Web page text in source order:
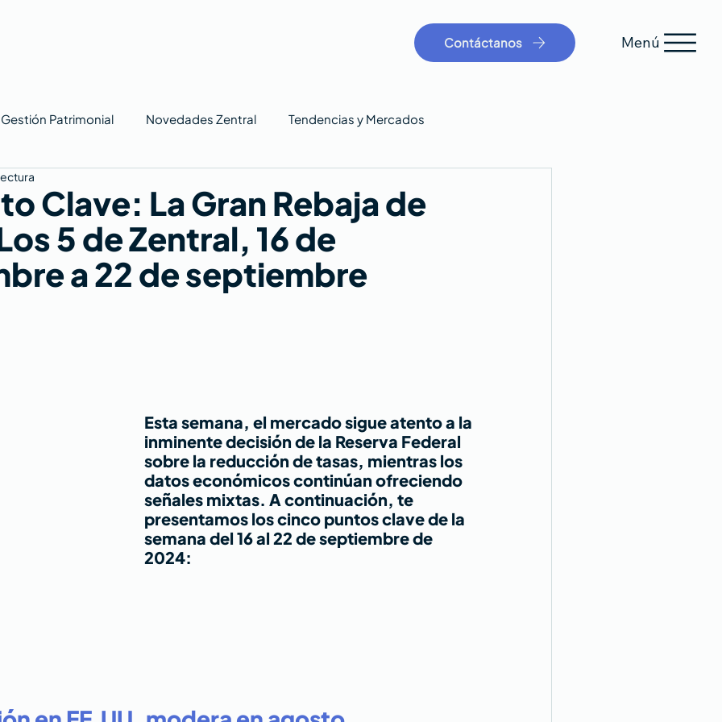
Contáctanos Menú
Gestión Patrimonial Novedades Zentral Tendencias y Mercados
Clave: La Gran Rebaja de
5 de Zentral, 16 de
a 22 de septiembre
Esta semana, el mercado sigue atento a la
inminente decisión de la Reserva Federal
sobre la reducción de tasas, mientras los
datos económicos continúan ofreciendo
señales mixtas. A continuación, te
presentamos los cinco puntos clave de la
semana del 16 al 22 de septiembre de
2024: